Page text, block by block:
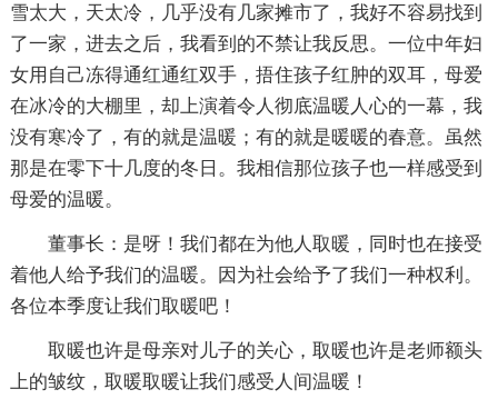
雪太大，天太冷，几乎没有几家摊市了，我好不容易找到
了一家，进去之后，我看到的不禁让我反思。一位中年妇
女用自己冻得通红通红双手，捂住孩子红肿的双耳，母爱
在冰冷的大棚里，却上演着令人彻底温暖人心的一幕，我
没有寒冷了，有的就是温暖；有的就是暖暖的春意。虽然
那是在零下十几度的冬日。我相信那位孩子也一样感受到
母爱的温暖。
董事长：是呀！我们都在为他人取暖，同时也在接受
着他人给予我们的温暖。因为社会给予了我们一种权利。
各位本季度让我们取暖吧！
取暖也许是母亲对儿子的关心，取暖也许是老师额头
上的皱纹，取暖取暖让我们感受人间温暖！